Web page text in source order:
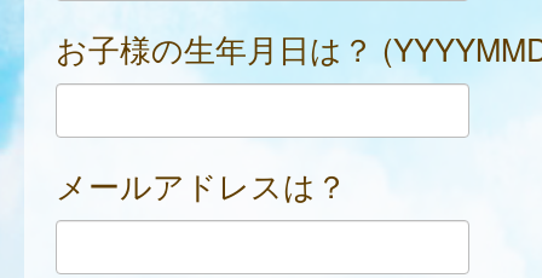
お子様の生年月日は？
メールアドレスは？